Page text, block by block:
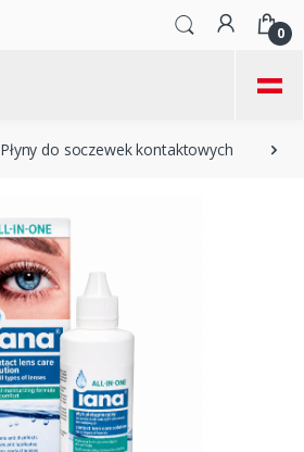
0
=
Płyny do soczewek kontaktowych